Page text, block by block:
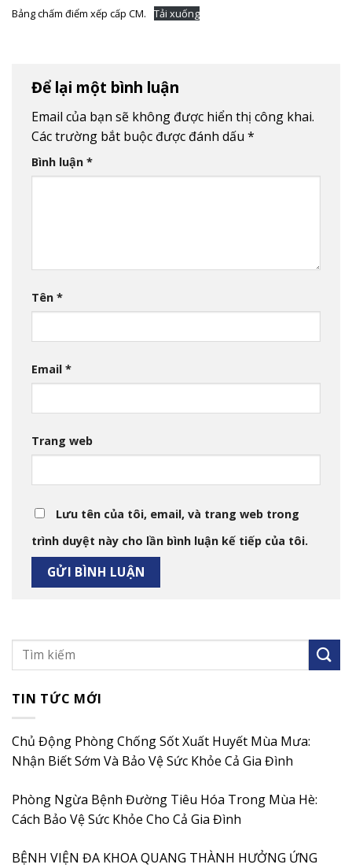
Bảng chấm điểm xếp cấp CM. Tải xuống
Để lại một bình luận
Email của bạn sẽ không được hiển thị công khai.
Các trường bắt buộc được đánh dấu *
Bình luận *
Tên *
Email *
Trang web
Lưu tên của tôi, email, và trang web trong
trình duyệt này cho lần bình luận kế tiếp của tôi.
TIN TỨC MỚI
Chủ Động Phòng Chống Sốt Xuất Huyết Mùa Mưa:
Nhận Biết Sớm Và Bảo Vệ Sức Khỏe Cả Gia Đình
Phòng Ngừa Bệnh Đường Tiêu Hóa Trong Mùa Hè:
Cách Bảo Vệ Sức Khỏe Cho Cả Gia Đình
BỆNH VIỆN ĐA KHOA QUANG THÀNH HƯỞNG ỨNG